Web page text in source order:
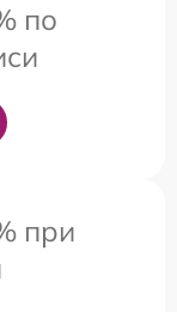
по
при